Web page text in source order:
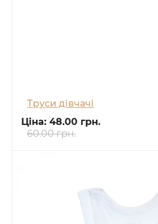
Труси дівчачі
Ціна: 48.00 грн.
60.00 грн.